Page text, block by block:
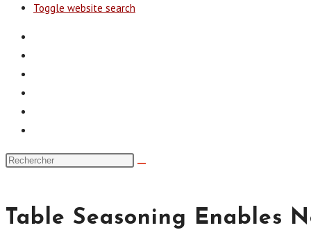
Toggle website search
Table Seasoning Enables